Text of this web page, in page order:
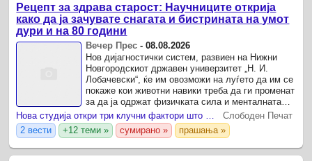
Рецепт за здрава старост: Научниците открија
како да ја зачувате снагата и бистрината на умот
дури и на 80 години
Вечер Прес -08.08.2026
Нов дијагностички систем, развиен на Нижни
Новгородскиот државен универзитет „Н. И.
Лобачевски“, ќе им овозможи на луѓето да им се
покаже кои животни навики треба да ги променат
за да ја одржат физичката сила и менталната
острина дури и на 80-годишна возраст.Слободен Печат
2 вести
+12 теми » сумирано » прашања »